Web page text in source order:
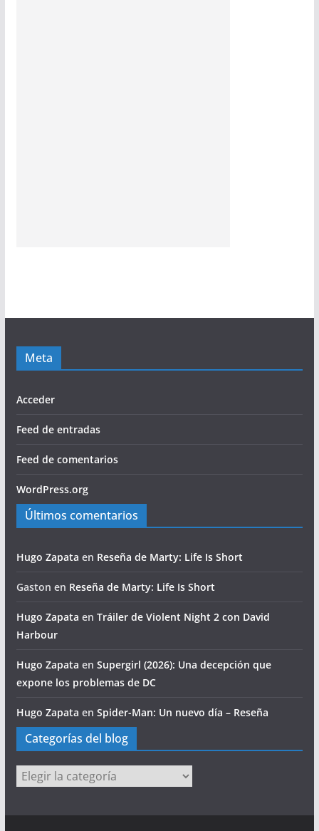
Meta
Acceder
Feed de entradas
Feed de comentarios
WordPress.org
Últimos comentarios
Hugo Zapata en Reseña de Marty: Life Is Short
Gaston en Reseña de Marty: Life Is Short
Hugo Zapata en Tráiler de Violent Night 2 con David
Harbour
Hugo Zapata en Supergirl (2026): Una decepción que
expone los problemas de DC
Hugo Zapata en Spider-Man: Un nuevo día – Reseña
Categorías del blog
Categorías
del